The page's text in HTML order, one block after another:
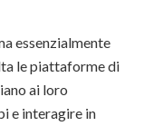
essenzialmente
le piattaforme di
ai loro
e interagire in